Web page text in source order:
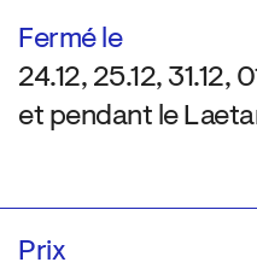
Fermé le
24.12, 25.12, 31.12,
et pendant le
Prix